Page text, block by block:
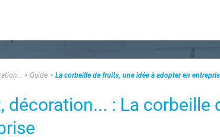
Guide La corbeille de fruits, une idée à adopter en
décoration... : La corbeille